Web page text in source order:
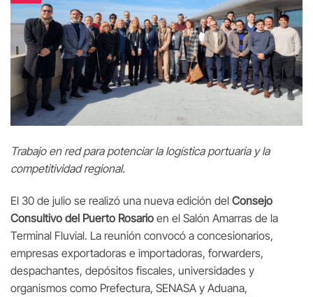
Trabajo en red para potenciar la logística portuaria y la
competitividad regional.
El 30 de julio se realizó una nueva edición del Consejo
Consultivo del Puerto Rosario en el Salón Amarras de la
Terminal Fluvial. La reunión convocó a concesionarios,
empresas exportadoras e importadoras, forwarders,
despachantes, depósitos fiscales, universidades y
organismos como Prefectura, SENASA y Aduana,